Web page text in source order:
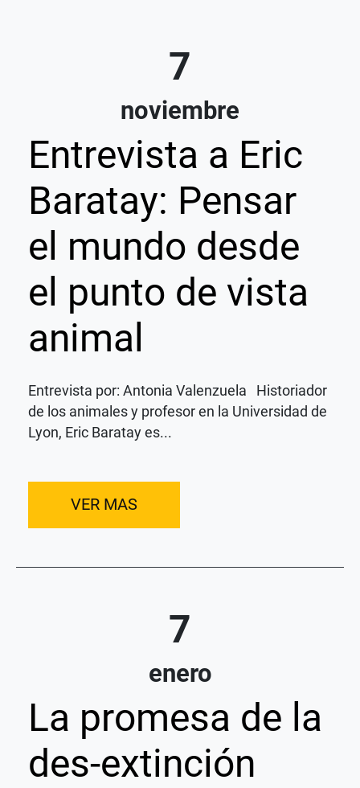
7
noviembre
Entrevista a Eric
Baratay: Pensar
el mundo desde
el punto de vista
animal
Entrevista por: Antonia Valenzuela Historiador
de los animales y profesor en la Universidad de
Lyon, Eric Baratay es...
VER MAS
7
enero
La promesa de la
des-extinción